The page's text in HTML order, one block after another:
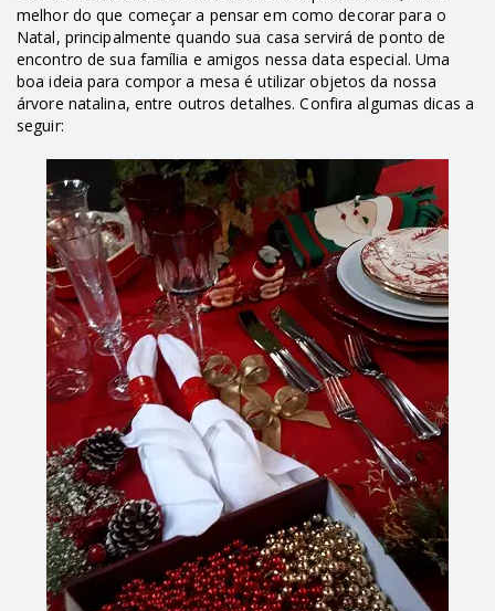
melhor do que começar a pensar em como decorar para o
Natal, principalmente quando sua casa servirá de ponto de
encontro de sua família e amigos nessa data especial. Uma
boa ideia para compor a mesa é utilizar objetos da nossa
árvore natalina, entre outros detalhes. Confira algumas dicas a
seguir: